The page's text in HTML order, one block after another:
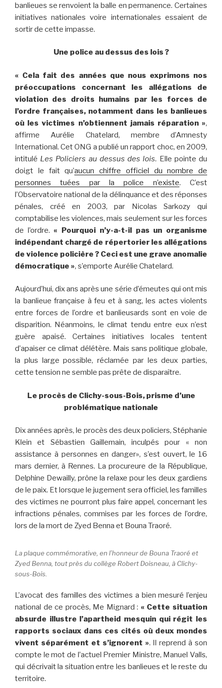
banlieues se renvoient la balle en permanence. Certaines
initiatives nationales voire internationales essaient de
sortir de cette impasse.
Une police au dessus des lois ?
« Cela fait des années que nous exprimons nos
préoccupations concernant les allégations de
violation des droits humains par les forces de
l’ordre françaises, notamment dans les banlieues
où les victimes n’obtiennent jamais réparation »,
affirme Aurélie Chatelard, membre d’Amnesty
International. Cet ONG a publié un rapport choc, en 2009,
intitulé Les Policiers au dessus des lois. Elle pointe du
doigt le fait qu’aucun chiffre officiel du nombre de
personnes tuées par la police n’existe. C’est
l’Observatoire national de la délinquance et des réponses
pénales, créé en 2003, par Nicolas Sarkozy qui
comptabilise les violences, mais seulement sur les forces
de l’ordre.« Pourquoi n’y-a-t-il pas un organisme
indépendant chargé de répertorier les allégations
de violence policière ? Ceci est une grave anomalie
démocratique », s’emporte Aurélie Chatelard.
Aujourd’hui, dix ans après une série d’émeutes qui ont mis
la banlieue française à feu et à sang, les actes violents
entre forces de l’ordre et banlieusards sont en voie de
disparition. Néanmoins, le climat tendu entre eux n’est
guère apaisé. Certaines initiatives locales tentent
d’apaiser ce climat délétère. Mais sans politique globale,
la plus large possible, réclamée par les deux parties,
cette tension ne semble pas prête de disparaître.
Le procès de Clichy-sous-Bois, prisme d’une
problématique nationale
Dix années après, le procès des deux policiers, Stéphanie
Klein et Sébastien Gaillemain, inculpés pour « non
assistance à personnes en danger», s’est ouvert, le 16
mars dernier, à Rennes. La procureure de la République,
Delphine Dewailly, prône la relaxe pour les deux gardiens
de le paix. Et lorsque le jugement sera officiel, les familles
des victimes ne pourront plus faire appel, concernant les
infractions pénales, commises par les forces de l’ordre,
lors de la mort de Zyed Benna et Bouna Traoré.
La plaque commémorative, en l’honneur de Bouna Traoré et
Zyed Benna, tout près du collège Robert Doisneau, à Clichy-
sous-Bois.
L’avocat des familles des victimes a bien mesuré l’enjeu
national de ce procès, Me Mignard : « Cette situation
absurde illustre l’apartheid mesquin qui régit les
rapports sociaux dans ces cités où deux mondes
vivent séparément et s’ignorent ». Il reprend à son
compte le mot de l’actuel Premier Ministre, Manuel Valls,
qui décrivait la situation entre les banlieues et le reste du
territoire.